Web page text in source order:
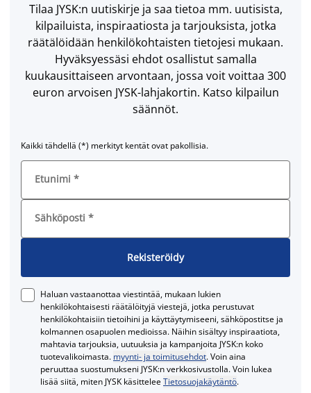
Tilaa JYSK:n uutiskirje ja saa tietoa mm. uutisista,
kilpailuista, inspiraatiosta ja tarjouksista, jotka
räätälöidään henkilökohtaisten tietojesi mukaan.
Hyväksyessäsi ehdot osallistut samalla
kuukausittaiseen arvontaan, jossa voit voittaa 300
euron arvoisen JYSK-lahjakortin. Katso kilpailun
säännöt.
Kaikki tähdellä (*) merkityt kentät ovat pakollisia.
Etunimi *
Sähköposti *
Rekisteröidy
Haluan vastaanottaa viestintää, mukaan lukien
henkilökohtaisesti räätälöityjä viestejä, jotka perustuvat
henkilökohtaisiin tietoihini ja käyttäytymiseeni, sähköpostitse ja
kolmannen osapuolen medioissa. Näihin sisältyy inspiraatiota,
mahtavia tarjouksia, uutuuksia ja kampanjoita JYSK:n koko
tuotevalikoimasta. myynti- ja toimitusehdot. Voin aina
peruuttaa suostumukseni JYSK:n verkkosivustolla. Voin lukea
lisää siitä, miten JYSK käsitteleeTietosuojakäytäntö.